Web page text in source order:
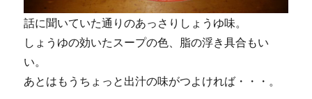
話に聞いていた通りのあっさりしょうゆ味。
しょうゆの効いたスープの色、脂の浮き具合もい
い。
あとはもうちょっと出汁の味がつよければ・・・。